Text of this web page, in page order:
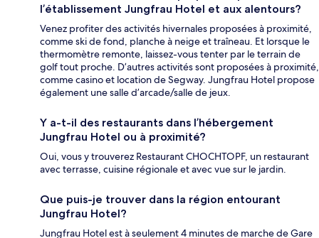
l’établissement Jungfrau Hotel et aux alentours?
Venez profiter des activités hivernales proposées à proximité,
comme ski de fond, planche à neige et traîneau. Et lorsque le
thermomètre remonte, laissez-vous tenter par le terrain de
golf tout proche. D’autres activités sont proposées à proximité,
comme casino et location de Segway. Jungfrau Hotel propose
également une salle d’arcade/salle de jeux.
Y a-t-il des restaurants dans l’hébergement
Jungfrau Hotel ou à proximité?
Oui, vous y trouverez Restaurant CHOCHTOPF, un restaurant
avec terrasse, cuisine régionale et avec vue sur le jardin.
Que puis-je trouver dans la région entourant
Jungfrau Hotel?
Jungfrau Hotel est à seulement 4 minutes de marche de Gare